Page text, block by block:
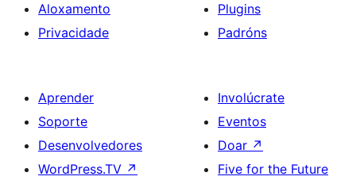
Aloxamento
Privacidade
Plugins
Padróns
Aprender
Soporte
Desenvolvedores
WordPress.TV ↗
Involúcrate
Eventos
Doar ↗
Five for the Future